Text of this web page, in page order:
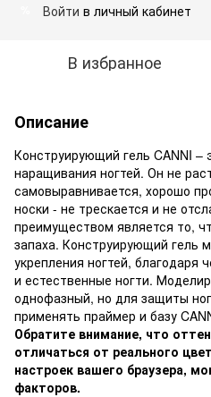
Войти в личный кабинет
В избранное
Описание
Конструирующий гель CANNI –
наращивания ногтей. Он не
самовыравнивается, хорошо
носки - не трескается и не
преимуществом является то,
запаха. Конструирующий гель
укрепления ногтей, благодаря
и естественные ногти.
однофазный, но для защиты
применять праймер и базу
Обратите внимание, что
отличаться от реального
настроек вашего браузера,
факторов.